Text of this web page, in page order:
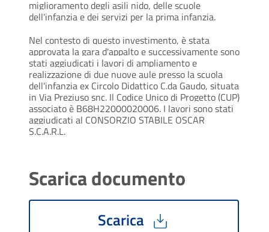
miglioramento degli asili nido, delle scuole
dell'infanzia e dei servizi per la prima infanzia.
Nel contesto di questo investimento, è stata
approvata la gara d'appalto e successivamente sono
stati aggiudicati i lavori di ampliamento e
realizzazione di due nuove aule presso la scuola
dell'infanzia ex Circolo Didattico C.da Gaudo, situata
in Via Preziuso snc. Il Codice Unico di Progetto (CUP)
associato è B68H22000020006. I lavori sono stati
aggiudicati al CONSORZIO STABILE OSCAR
S.C.A.R.L.
Scarica documento
Scarica